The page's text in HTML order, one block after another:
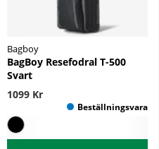
Bagboy
BagBoy Resefodral T-500
Svart
1099 Kr